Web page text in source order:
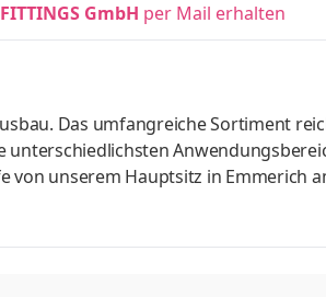
GmbH per Mail erhalten
Das umfangreiche Sortiment
unterschiedlichsten
von unserem Hauptsitz in Emmerich
Teams suchen wir zum
QualifikationMehrjährige